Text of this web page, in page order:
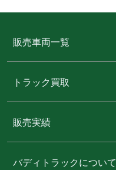
販売車両一覧
トラック買取
販売実績
バディトラックについて